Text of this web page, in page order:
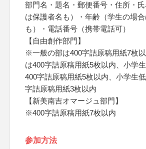
部門名・題名・郵便番号・住所・
は保護者名も）・年齢（学生の場
も）・電話番号（携帯電話可）
【自由創作部門】
※一般の部は400字詰原稿用紙7枚
は400字詰原稿用紙5枚以内、小学
400字詰原稿用紙5枚以内、小学生
字詰原稿用紙3枚以内
【新美南吉オマージュ部門】
※400字詰原稿用紙7枚以内
参加方法